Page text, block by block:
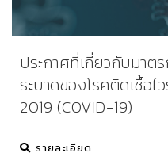
ประกาศที่เกี่ยวกับมาต
ระบาดของโรคติดเชื้อไ
2019 (COVID-19)
รายละเอียด